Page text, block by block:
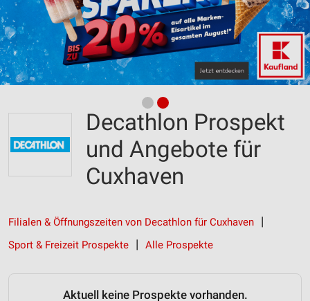
Decathlon Prospekt
und Angebote für
Cuxhaven
Filialen & Öffnungszeiten von Decathlon für Cuxhaven
Sport & Freizeit Prospekte
Alle Prospekte
Aktuell keine Prospekte vorhanden.